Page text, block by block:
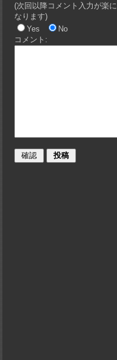
(次回以降コメント入力が楽に
なります)
Yes
No
コメント: